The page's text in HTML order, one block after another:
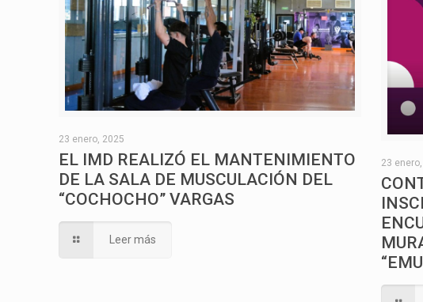
23 enero, 2025
EL IMD REALIZÓ EL MANTENIMIENTO
DE LA SALA DE MUSCULACIÓN DEL
“COCHOCHO” VARGAS
Leer más
23